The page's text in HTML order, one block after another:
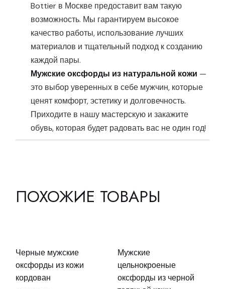
Bottier в Москве предоставит вам такую
возможность. Мы гарантируем высокое
качество работы, использование лучших
материалов и тщательный подход к созданию
каждой пары.
Мужские оксфорды из натуральной кожи —
это выбор уверенных в себе мужчин, которые
ценят комфорт, эстетику и долговечность.
Приходите в нашу мастерскую и закажите
обувь, которая будет радовать вас не один год!
ПОХОЖИЕ ТОВАРЫ
Черные мужские
оксфорды из кожи
кордован
Мужские
цельнокроеные
оксфорды из черной